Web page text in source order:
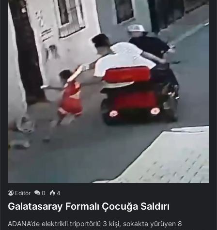
Editör 0 4
Galatasaray Formalı Çocuğa Saldırı
ADANA’de elektrikli triportörlü 3 kişi, sokakta yürüyen 8